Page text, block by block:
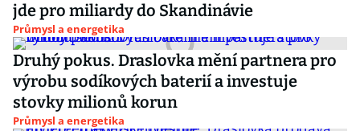
jde pro miliardy do Skandinávie
Průmysl a energetika
Druhý pokus. Draslovka mění partnera pro
výrobu sodíkových baterií a investuje
stovky milionů korun
Průmysl a energetika